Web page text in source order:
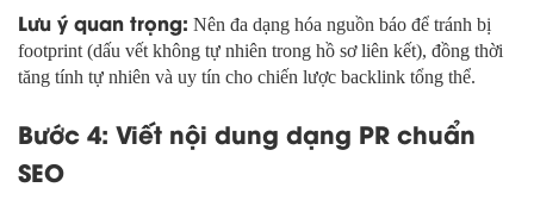
Lưu ý quan trọng: Nên đa dạng hóa nguồn báo để tránh bị
footprint (dấu vết không tự nhiên trong hồ sơ liên kết), đồng thời
tăng tính tự nhiên và uy tín cho chiến lược backlink tổng thể.
Bước 4: Viết nội dung dạng PR chuẩn
SEO